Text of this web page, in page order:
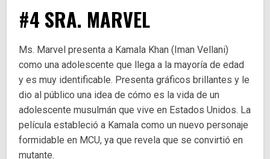
#4 SRA. MARVEL
Ms. Marvel presenta a Kamala Khan (Iman Vellani)
como una adolescente que llega a la mayoría de edad
y es muy identificable. Presenta gráficos brillantes y le
dio al público una idea de cómo es la vida de un
adolescente musulmán que vive en Estados Unidos. La
película estableció a Kamala como un nuevo personaje
formidable en MCU, ya que revela que se convirtió en
mutante.